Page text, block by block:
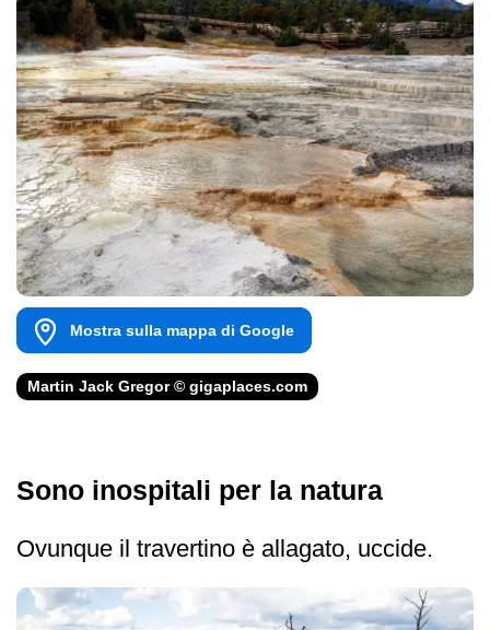
Mostra sulla mappa di Google
Martin Jack Gregor © gigaplaces.com
Sono inospitali per la natura
Ovunque il travertino è allagato, uccide.